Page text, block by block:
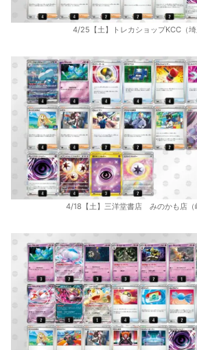
4/25【土】トレカショップKCC（埼
4/18【土】三洋堂書店 みのかも店（